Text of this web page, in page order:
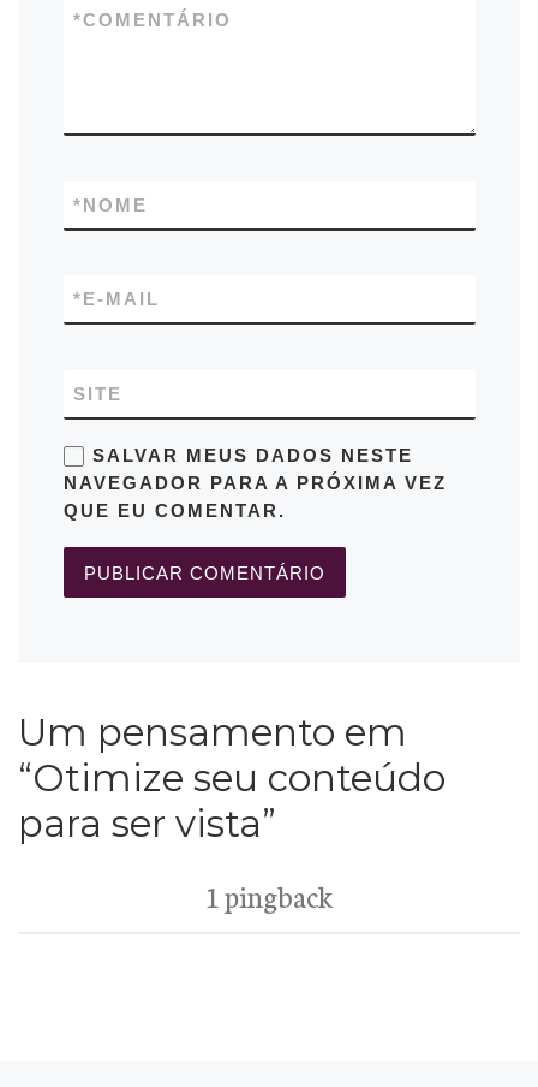
COMENTÁRIO
*
NOME
*
E-MAIL
*
SITE
SALVAR MEUS DADOS NESTE
NAVEGADOR PARA A PRÓXIMA VEZ
QUE EU COMENTAR.
Um pensamento em
“Otimize seu conteúdo
para ser vista”
1 pingback